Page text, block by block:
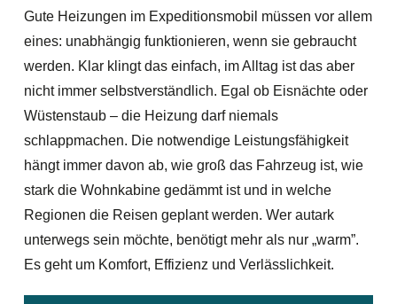
Gute Heizungen im Expeditionsmobil müssen vor allem
eines: unabhängig funktionieren, wenn sie gebraucht
werden. Klar klingt das einfach, im Alltag ist das aber
nicht immer selbstverständlich. Egal ob Eisnächte oder
Wüstenstaub – die Heizung darf niemals
schlappmachen. Die notwendige Leistungsfähigkeit
hängt immer davon ab, wie groß das Fahrzeug ist, wie
stark die Wohnkabine gedämmt ist und in welche
Regionen die Reisen geplant werden. Wer autark
unterwegs sein möchte, benötigt mehr als nur „warm”.
Es geht um Komfort, Effizienz und Verlässlichkeit.